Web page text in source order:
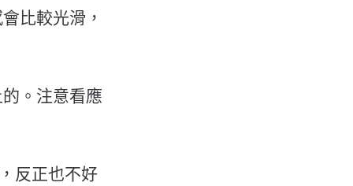
比較光滑，
。注意看應
反正也不好